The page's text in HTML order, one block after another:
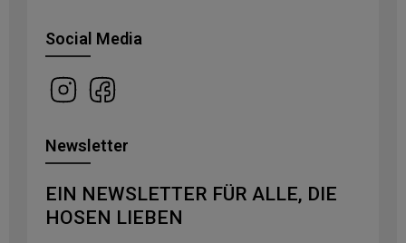
Social Media
Newsletter
EIN NEWSLETTER FÜR ALLE, DIE
HOSEN LIEBEN